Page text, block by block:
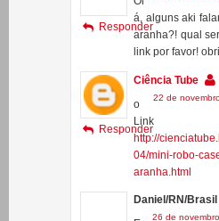
Anônimo
21 de
Ol
á, alguns aki
aranha?! qual
link por favor!
Ciência Tube
22 de
o
Link
http://
04/mini-robo-
aranha.html
Responder